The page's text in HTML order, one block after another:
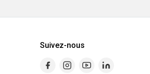
Suivez-nous